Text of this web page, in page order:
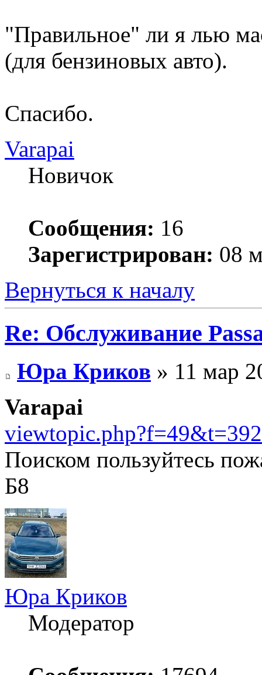
"Правильное" ли я лью
(для бензиновых авто).
Спасибо.
Varapai
Новичок
Сообщения: 16
Зарегистрирован: 08
Вернуться к началу
Re: Обслуживание
Юра Криков » 11 мар
Varapai
Поиском пользуйтесь
Б8
Юра Криков
Модератор